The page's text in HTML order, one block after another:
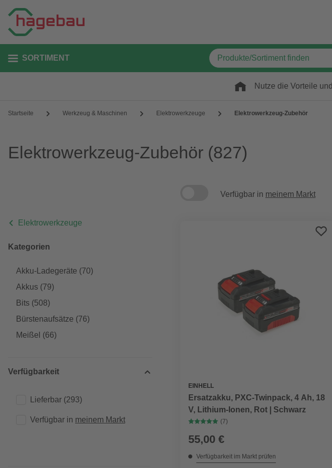
SORTIMENT
Nutze die Vorteile und
Startseite Werkzeug & Maschinen Elektrowerkzeuge Elektrowerkzeug-Zubehör
Elektrowerkzeug-Zubehör (827)
Elektrowerkzeuge
Kategorien
Akku-Ladegeräte (70)
Akkus (79)
Bits (508)
Bürstenaufsätze (76)
Meißel (66)
Verfügbarkeit
Lieferbar (293)
Verfügbar in meinem Markt
Verfügbar in meinem Markt
EINHELL
Ersatzakku, PXC-Twinpack, 4 Ah, 18
V, Lithium-Ionen, Rot | Schwarz
(7)
55,00 €
Verfügbarkeit im Markt prüfen